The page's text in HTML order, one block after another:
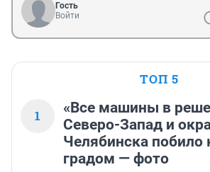
Гость
Войти
ТОП 5
1
«Все машины в
Северо-Запад и
Челябинска
градом — фото